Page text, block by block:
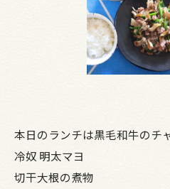
本日のランチは黒毛和牛のチ
冷奴 明太マヨ
切干大根の煮物